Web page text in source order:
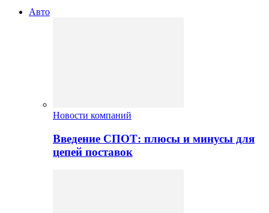
Авто
Новости компаний
Введение СПОТ: плюсы и минусы для
цепей поставок